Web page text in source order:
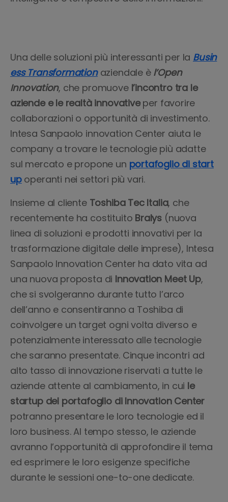
Una delle soluzioni più interessanti per la Busin
ess Transformationaziendale è l’Open
Innovation, che promuove l’incontro tra le
aziende e le realtà innovativeper favorire
collaborazioni o opportunità di investimento.
Intesa Sanpaolo innovation Center aiuta le
company a trovare le tecnologie più adatte
sul mercato e propone un portafoglio di start
upoperanti nei settori più vari.
Insieme al clienteToshiba Tec Italia, che
recentemente ha costituito Bralys (nuova
linea di soluzioni e prodotti innovativi per la
trasformazione digitale delle imprese), Intesa
Sanpaolo Innovation Center ha dato vita ad
una nuova proposta di Innovation Meet Up,
che si svolgeranno durante tutto l’arco
dell’anno e consentiranno a Toshiba di
coinvolgere un target ogni volta diverso e
potenzialmente interessato alle tecnologie
che saranno presentate. Cinque incontri ad
alto tasso di innovazione riservati a tutte le
aziende attente al cambiamento, in cui le
startup del portafoglio di Innovation Center
potranno presentare le loro tecnologie ed il
loro business. Al tempo stesso, le aziende
avranno l’opportunità di approfondire il tema
ed esprimere le loro esigenze specifiche
durante le sessioni one-to-one dedicate.